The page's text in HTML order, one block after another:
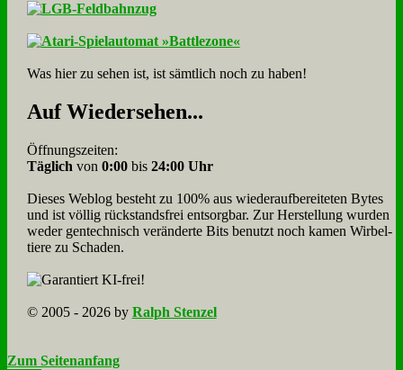
Was hier zu sehen ist, ist sämt­lich noch zu haben!
Auf Wie­der­se­hen...
Öffnungszeiten:
Täglich von 0:00bis 24:00 Uhr
Dieses Weblog besteht zu 100% aus wie­der­auf­bereite­ten Bytes
und ist völlig rück­stands­frei ent­sorg­bar. Zur Herstellung wurden
weder gen­tech­nisch veränderte Bits benutzt noch kamen Wir­bel­
tiere zu Scha­den.
© 2005 - 2026 by Ralph Stenzel
Zum Seitenanfang